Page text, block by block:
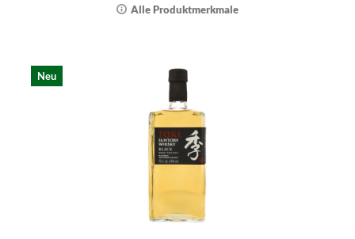
Alle Produktmerkmale
Neu